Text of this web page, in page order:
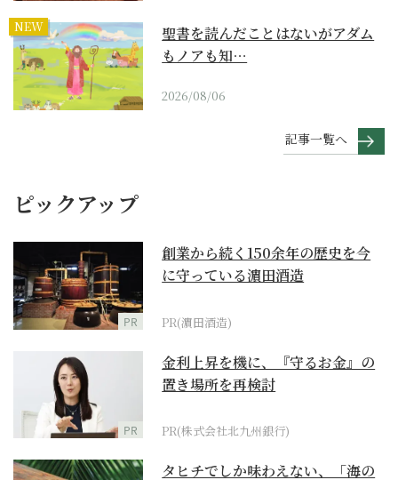
NEW
聖書を読んだことはないがアダム
もノアも知…
2026/08/06
記事一覧へ
ピックアップ
PR
創業から続く150余年の歴史を今
に守っている濵田酒造
PR(濵田酒造)
PR
金利上昇を機に、『守るお金』の
置き場所を再検討
PR(株式会社北九州銀行)
タヒチでしか味わえない、「海の